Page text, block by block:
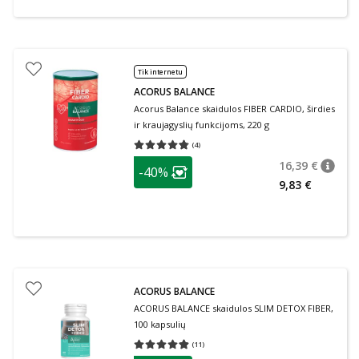
Tik internetu
ACORUS BALANCE
Acorus Balance skaidulos FIBER CARDIO, širdies
ir kraujagyslių funkcijoms, 220 g
(4)
Vidutinis įvertinimas 4.75
patarimas
Lojalumo klubo narių nuolaida
-40% 16,39 €
9,83 €
ACORUS BALANCE
ACORUS BALANCE skaidulos SLIM DETOX FIBER,
100 kapsulių
(11)
Vidutinis įvertinimas 4.82